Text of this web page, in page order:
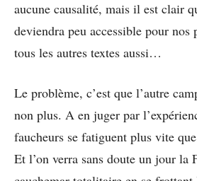
aucune causalité, mais il est clair
deviendra peu accessible pour nos
tous les autres textes aussi…
Le problème, c’est que l’autre
non plus. A en juger par
faucheurs se fatiguent plus vite
Et l’on verra sans doute un jour la